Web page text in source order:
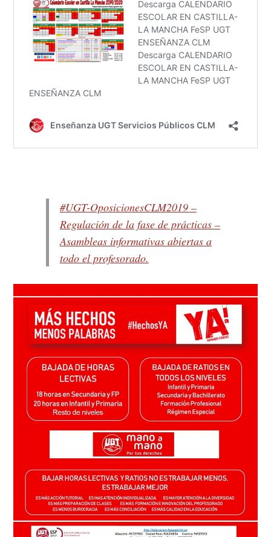
#UGT-OposicionesCLM2019 –
Regulación de la fase de prácticas –
Asambleas informativas abiertas a
todo el profesorado.